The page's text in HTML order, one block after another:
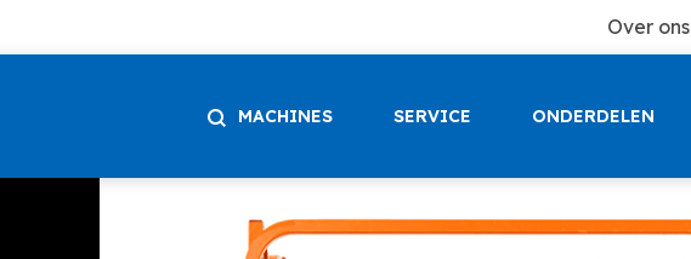
Over ons
MACHINES SERVICE ONDERDELEN